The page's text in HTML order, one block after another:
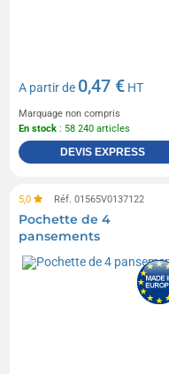
A partir de 0,47 € HT
Marquage non compris
En stock : 58 240 articles
DEVIS EXPRESS
5,0 Réf. 01565V0137122
Pochette de 4
pansements